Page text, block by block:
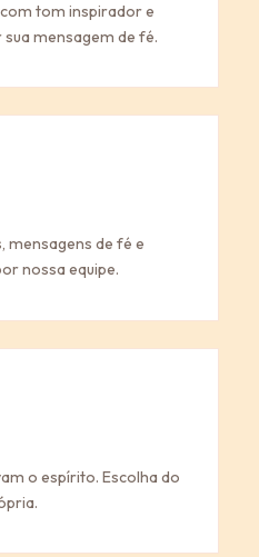
tom inspirador e
mensagem de fé.
mensagens de fé e
nossa equipe.
o espírito. Escolha do